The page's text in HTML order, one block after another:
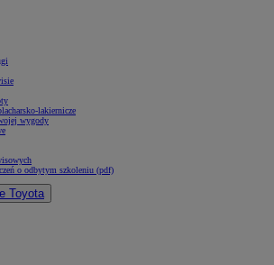
lakiernicze
wygody
o odbytym szkoleniu (pdf)
Toyota